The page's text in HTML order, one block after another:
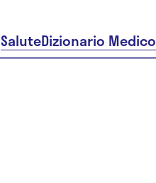
SaluteDizionario Medico